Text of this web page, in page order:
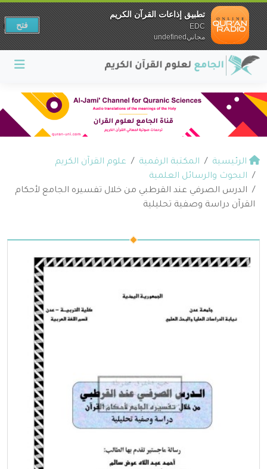
الرئيسية المكتبة الرقمية
علوم القرآن الكريم
البحوث والرسائل العلمية
الدرس الصرفي عند القرطبي من خلال تفسيره الجامع لأحكام
القرآن دراسة وصفية تحليلية
تطبيق إذاعات القرآن الكريم
EDC
مجانيundefined
فتح